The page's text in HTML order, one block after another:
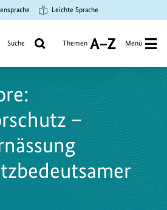
Leichte Sprache
Suche Themen
A
Z
Menü
–